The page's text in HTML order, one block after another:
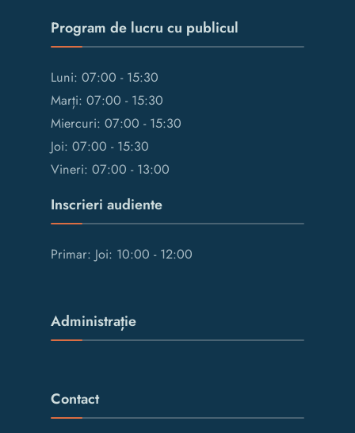
Program de lucru cu publicul
Luni: 07:00 - 15:30
Marți: 07:00 - 15:30
Miercuri: 07:00 - 15:30
Joi: 07:00 - 15:30
Vineri: 07:00 - 13:00
Inscrieri audiente
Primar: Joi: 10:00 - 12:00
Administrație
Contact